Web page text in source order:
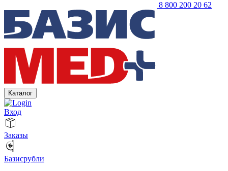
8 800 200 20 62
Каталог
Вход
Заказы
Базисрубли